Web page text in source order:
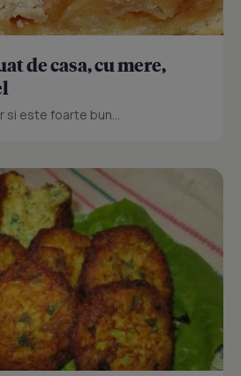
de casa, cu mere,
si este foarte bun...